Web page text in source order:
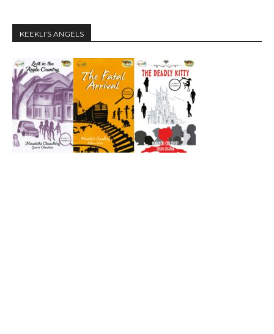
KEEKLI’S ANGELS